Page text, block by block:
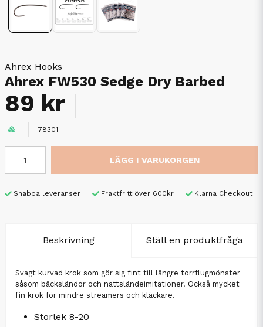
Ahrex Hooks
Ahrex FW530 Sedge Dry Barbed
89 kr
78301
LÄGG I VARUKORGEN
Snabba leveranser Fraktfritt över 600kr Klarna Checkout
Beskrivning Ställ en produktfråga
Svagt kurvad krok som gör sig fint till längre torrflugmönster
såsom bäcksländor och nattsländeimitationer. Också mycket
fin krok för mindre streamers och kläckare.
Storlek 8-20